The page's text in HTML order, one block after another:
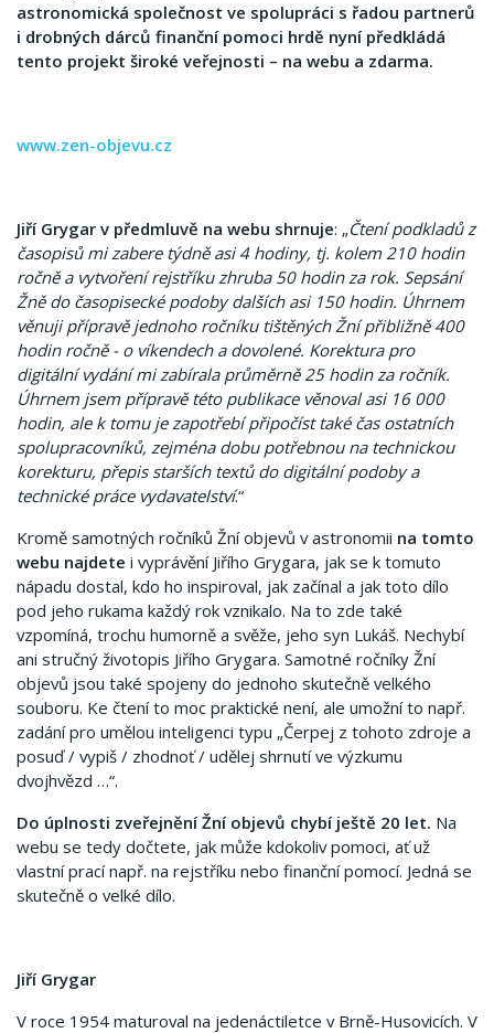
astronomická společnost ve spolupráci s řadou partnerů
i drobných dárců finanční pomoci hrdě nyní předkládá
tento projekt široké veřejnosti – na webu a zdarma.
www.zen-objevu.cz
Jiří Grygar v předmluvě na webu shrnuje: „Čtení podkladů z
časopisů mi zabere týdně asi 4 hodiny, tj. kolem 210 hodin
ročně a vytvoření rejstříku zhruba 50 hodin za rok. Sepsání
Žně do časopisecké podoby dalších asi 150 hodin. Úhrnem
věnuji přípravě jednoho ročníku tištěných Žní přibližně 400
hodin ročně - o víkendech a dovolené. Korektura pro
digitální vydání mi zabírala průměrně 25 hodin za ročník.
Úhrnem jsem přípravě této publikace věnoval asi 16 000
hodin, ale k tomu je zapotřebí připočíst také čas ostatních
spolupracovníků, zejména dobu potřebnou na technickou
korekturu, přepis starších textů do digitální podoby a
technické práce vydavatelství.“
Kromě samotných ročníků Žní objevů v astronomii na tomto
webu najdete i vyprávění Jiřího Grygara, jak se k tomuto
nápadu dostal, kdo ho inspiroval, jak začínal a jak toto dílo
pod jeho rukama každý rok vznikalo. Na to zde také
vzpomíná, trochu humorně a svěže, jeho syn Lukáš. Nechybí
ani stručný životopis Jiřího Grygara. Samotné ročníky Žní
objevů jsou také spojeny do jednoho skutečně velkého
souboru. Ke čtení to moc praktické není, ale umožní to např.
zadání pro umělou inteligenci typu „Čerpej z tohoto zdroje a
posuď / vypiš / zhodnoť / udělej shrnutí ve výzkumu
dvojhvězd …“.
Do úplnosti zveřejnění Žní objevů chybí ještě 20 let. Na
webu se tedy dočtete, jak může kdokoliv pomoci, ať už
vlastní prací např. na rejstříku nebo finanční pomocí. Jedná se
skutečně o velké dílo.
Jiří Grygar
V roce 1954 maturoval na jedenáctiletce v Brně-Husovicích. V